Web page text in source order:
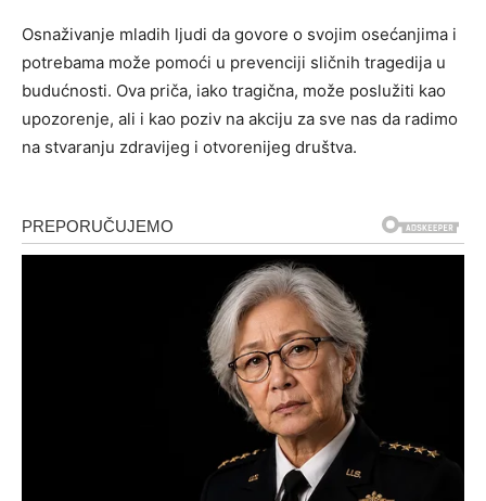
Osnaživanje mladih ljudi da govore o svojim osećanjima i
potrebama može pomoći u prevenciji sličnih tragedija u
budućnosti. Ova priča, iako tragična, može poslužiti kao
upozorenje, ali i kao poziv na akciju za sve nas da radimo
na stvaranju zdravijeg i otvorenijeg društva.